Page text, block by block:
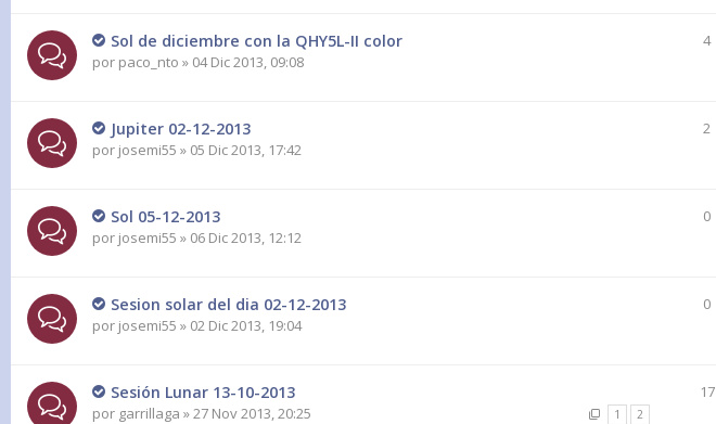
Sol de diciembre con la QHY5L-II color
por paco_nto » 04 Dic 2013, 09:08
4
Jupiter 02-12-2013
por josemi55 » 05 Dic 2013, 17:42
2
Sol 05-12-2013
por josemi55 » 06 Dic 2013, 12:12
0
Sesion solar del dia 02-12-2013
por josemi55 » 02 Dic 2013, 19:04
0
Sesión Lunar 13-10-2013
1 2
por garrillaga » 27 Nov 2013, 20:25
17